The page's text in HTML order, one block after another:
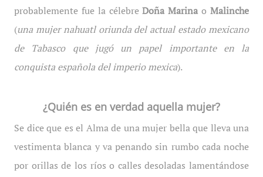
probablemente fue la célebreDoña Marina oMalinche
(una mujer nahuatl oriunda del actual estado mexicano
de Tabasco que jugó un papel importante en la
conquista española del imperio mexica).
¿Quién es en verdad aquella mujer?
Se dice que es el Alma de una mujer bella que lleva una
vestimenta blanca y va penando sin rumbo cada noche
por orillas de los ríos o calles desoladas lamentándose